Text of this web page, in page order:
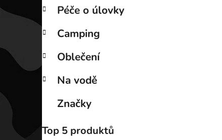
Péče o úlovky
Camping
Oblečení
Na vodě
Značky
Top 5 produktů